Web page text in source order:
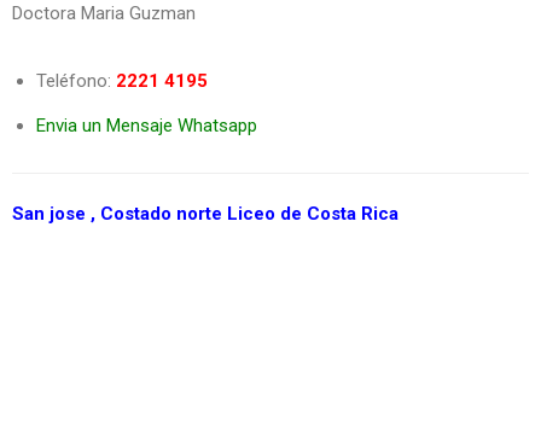
Doctora Maria Guzman
Teléfono: 2221 4195
Envia un Mensaje Whatsapp
San jose , Costado norte Liceo de Costa Rica